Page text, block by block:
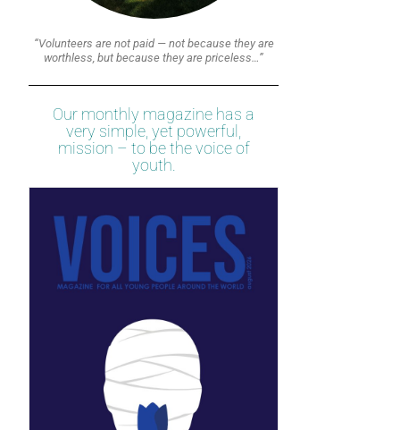
“Volunteers are not paid — not because they are
worthless, but because they are priceless…”
Our monthly magazine has a
very simple, yet powerful,
mission – to be the voice of
youth.